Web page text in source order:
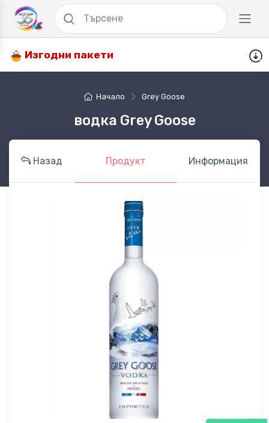
Изгодни пакети
Начало Grey Goose
водка Grey Goose
Назад Продукт Информация